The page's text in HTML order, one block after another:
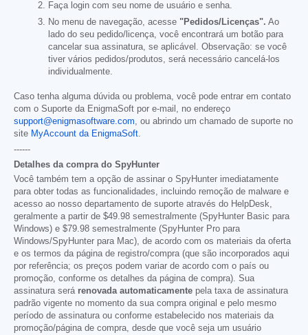
Faça login com seu nome de usuário e senha.
No menu de navegação, acesse "Pedidos/Licenças". Ao
lado do seu pedido/licença, você encontrará um botão para
cancelar sua assinatura, se aplicável. Observação: se você
tiver vários pedidos/produtos, será necessário cancelá-los
individualmente.
Caso tenha alguma dúvida ou problema, você pode entrar em contato
com o Suporte da EnigmaSoft por e-mail, no endereço
support@enigmasoftware.com, ou abrindo um chamado de suporte no
site MyAccount da EnigmaSoft.
------
Detalhes da compra do SpyHunter
Você também tem a opção de assinar o SpyHunter imediatamente
para obter todas as funcionalidades, incluindo remoção de malware e
acesso ao nosso departamento de suporte através do HelpDesk,
geralmente a partir de $49.98 semestralmente (SpyHunter Basic para
Windows) e $79.98 semestralmente (SpyHunter Pro para
Windows/SpyHunter para Mac), de acordo com os materiais da oferta
e os termos da página de registro/compra (que são incorporados aqui
por referência; os preços podem variar de acordo com o país ou
promoção, conforme os detalhes da página de compra). Sua
assinatura será renovada automaticamente pela taxa de assinatura
padrão vigente no momento da sua compra original e pelo mesmo
período de assinatura ou conforme estabelecido nos materiais da
promoção/página de compra, desde que você seja um usuário